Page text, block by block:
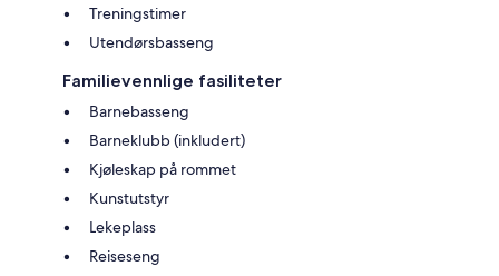
Treningstimer
Utendørsbasseng
Familievennlige fasiliteter
Barnebasseng
Barneklubb (inkludert)
Kjøleskap på rommet
Kunstutstyr
Lekeplass
Reiseseng